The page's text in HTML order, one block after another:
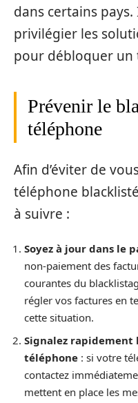
dans certains
privilégier les
pour débloquer un
Prévenir le
téléphone
Afin d’éviter de
téléphone
à suivre :
Soyez à jour dans le
non-paiement des
courantes du
régler vos factures en
cette situation.
Signalez
téléphone : si votre
contactez
mettent en place les